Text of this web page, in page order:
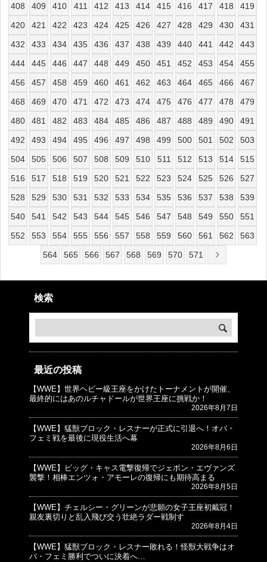
408
409 410 411 412 413 414 415 416 417 418
419
420
421 422 423 424 425 426 427 428 429 430
431
432
433 434 435 436 437 438 439 440 441 442
443
444
445 446 447 448 449 450 451 452 453 454
455
456
457 458 459 460 461 462 463 464 465 466
467
468
469 470 471 472 473 474 475 476 477 478
479
480
481 482 483 484 485 486 487 488 489 490
491
492
493 494 495 496 497 498 499 500 501 502
503
504
505 506 507 508 509 510 511 512 513 514
515
516
517 518 519 520 521 522 523 524 525 526
527
528
529 530 531 532 533 534 535 536 537 538
539
540
541 542 543 544 545 546 547 548 549 550
551
552
553 554 555 556 557 558 559 560 561 562
563
564
565 566 567 568 569 570 571
検索
最近の投稿
【WWE】世界ヘビー級王座をかけたトーナメントが開催、
最終的にはあのルチャドールが世界王座に挑戦か！
2026年8月7日
【WWE】猛獣ブロック・レスナーが正式に引退へ！オバ・
フェミ戦を最後に現役生活へ幕
2026年8月6日
【WWE】ビッグ・キャス電撃復帰でジェボン・エヴァンズ
襲撃！相棒エンツォ・アモーレの復帰にも期待高まる
2026年8月5日
【WWE】チェルシー・グリーンが悲願の女子王座初戴冠！
親友裏切りと乱入飛び交う壮絶ラダー戦制す
2026年8月4日
【WWE】猛獣ブロック・レスナー敗れる！怪獣大戦争はオ
バ・フェミ勝利でついに決着へ…
© プロレスJunkie ～WWEの最新情報 USA～